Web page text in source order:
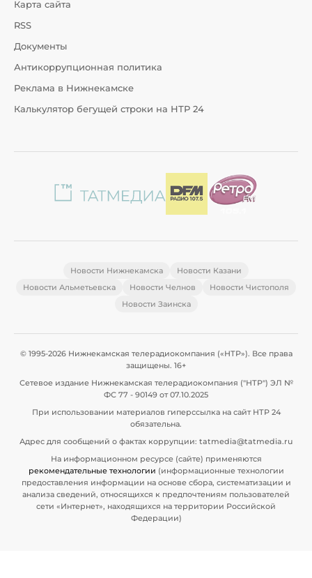
Карта сайта
RSS
Документы
Антикоррупционная политика
Реклама в Нижнекамске
Калькулятор бегущей строки на НТР 24
Новости Нижнекамска
Новости Казани
Новости Альметьевска
Новости Челнов
Новости Чистополя
Новости Заинска
© 1995-2026 Нижнекамская телерадиокомпания («НТР»). Все права
защищены. 16+
Сетевое издание Нижнекамская телерадиокомпания ("НТР") ЭЛ №
ФС 77 - 90149 от 07.10.2025
При использовании материалов гиперссылка на сайт НТР 24
обязательна.
Адрес для сообщений о фактах коррупции: tatmedia@tatmedia.ru
На информационном ресурсе (сайте) применяются
рекомендательные технологии (информационные технологии
предоставления информации на основе сбора, систематизации и
анализа сведений, относящихся к предпочтениям пользователей
сети «Интернет», находящихся на территории Российской
Федерации)